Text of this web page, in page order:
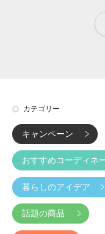
カテゴリー
キャンペーン
おすすめコーディネ
暮らしのアイデア
話題の商品